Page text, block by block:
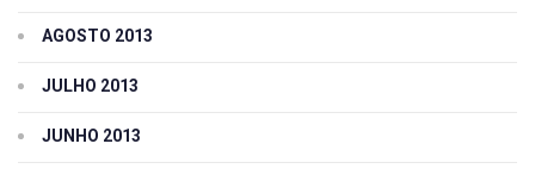
AGOSTO 2013
JULHO 2013
JUNHO 2013